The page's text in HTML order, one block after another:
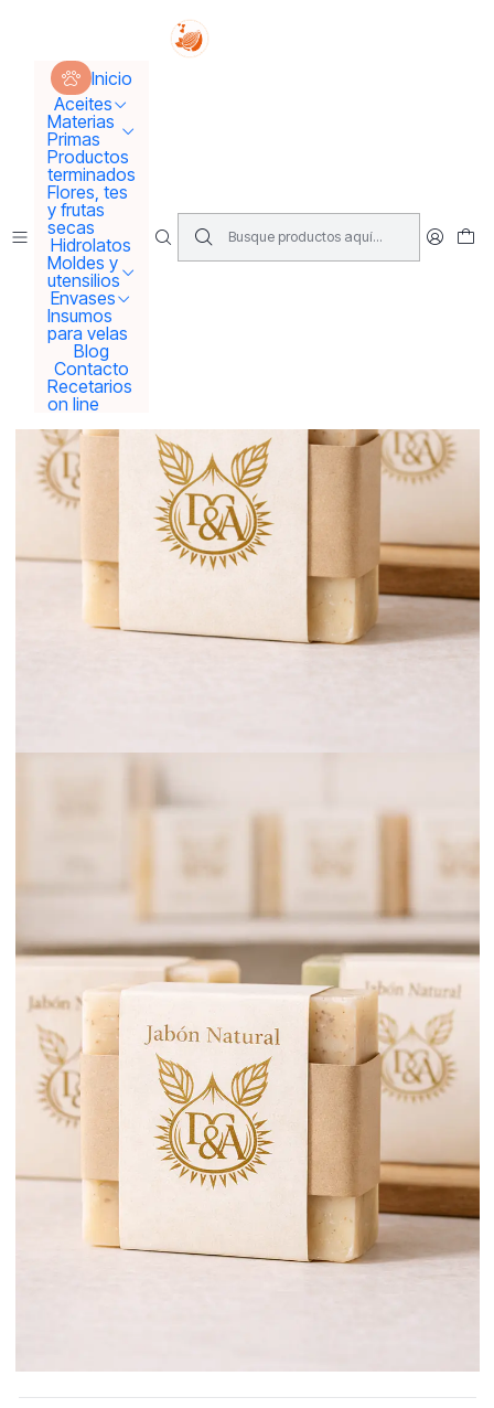
Inicio
Aceites
Materias
Primas
Productos
terminados
Flores, tes
y frutas
secas
Hidrolatos
Moldes y
utensilios
Envases
Insumos
para velas
Blog
Contacto
Recetarios
on line
Tus sueños se concretan aquí !!!
Inicio